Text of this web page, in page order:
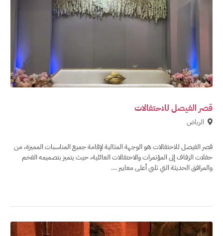
قصر الفيصل للاحتفالات
الرياض
قصر الفيصل للاحتفالات هو الوجهة المثالية لإقامة جميع المناسبات المميزة، من
حفلات الزفاف إلى المؤتمرات والاحتفالات العائلية، حيث يتميز بتصميمه الفخم
والمرافق الحديثة التي تلبي أعلى معايير ...